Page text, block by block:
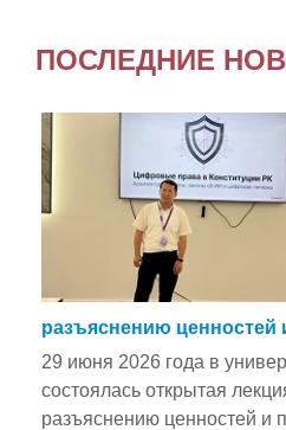
ПОСЛЕДНИЕ
разъяснению ценностей
29 июня 2026 года в
состоялась открытая
разъяснению ценностей и